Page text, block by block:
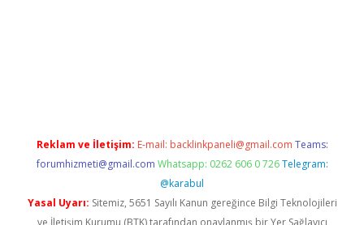
Reklam ve İletişim: E-mail: backlinkpaneli@gmail.com Teams:
forumhizmeti@gmail.com Whatsapp: 0262 606 0 726 Telegram:
@karabul
Yasal Uyarı: Sitemiz, 5651 Sayılı Kanun gereğince Bilgi Teknolojileri
ve İletişim Kurumu (BTK) tarafından onaylanmış bir Yer Sağlayıcı